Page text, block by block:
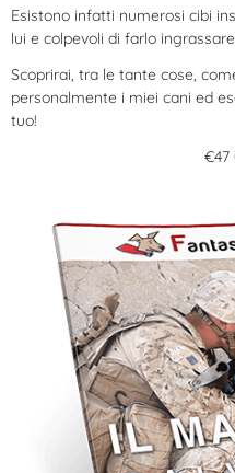
Esistono infatti numerosi cibi
lui e colpevoli di farlo
Scoprirai, tra le tante cose,
personalmente i miei cani ed
tuo!
€47